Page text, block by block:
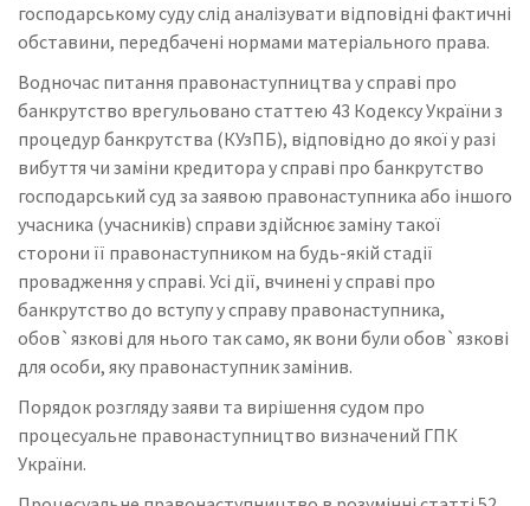
господарському суду слід аналізувати відповідні фактичні
обставини, передбачені нормами матеріального права.
Водночас питання правонаступництва у справі про
банкрутство врегульовано статтею 43 Кодексу України з
процедур банкрутства (КУзПБ), відповідно до якої у разі
вибуття чи заміни кредитора у справі про банкрутство
господарський суд за заявою правонаступника або іншого
учасника (учасників) справи здійснює заміну такої
сторони її правонаступником на будь-якій стадії
провадження у справі. Усі дії, вчинені у справі про
банкрутство до вступу у справу правонаступника,
обов`язкові для нього так само, як вони були обов`язкові
для особи, яку правонаступник замінив.
Порядок розгляду заяви та вирішення судом про
процесуальне правонаступництво визначений ГПК
України.